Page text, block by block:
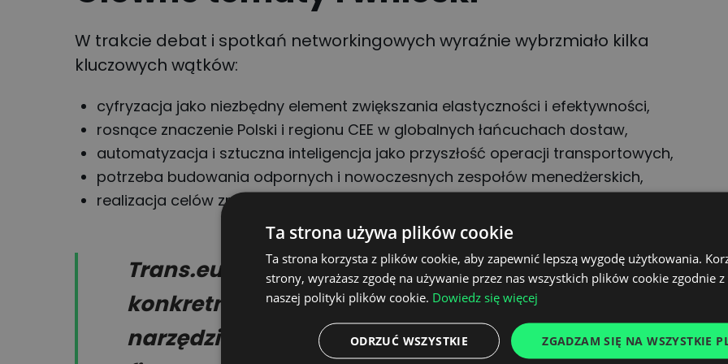
W trakcie debat i spotkań networkingowych wyraźnie wybrzmiało kilka
kluczowych wątków:
cyfryzacja jako niezbędny element zwiększania elastyczności i efektywności,
rosnące znaczenie Polski i regionu CEE w globalnych łańcuchach dostaw,
automatyzacja i sztuczna inteligencja jako przyszłość operacji transportowych,
potrzeba budowania odpornych i nowoczesnych zespołów menedżerskich,
realizacja celów zrównoważonego rozwoju bez kompromisów dla efektywności.
Trans.eu, jako partner forum, podzielił się
konkretnymi przykładami tego, jak cyfrowe
narzędzia – jak np. platforma CargoON – wspierają
Ta strona używa plików cookie
Ta strona korzysta z plików cookie, aby zapewnić lepszą wygodę użytkowania.
strony, wyrażasz zgodę na używanie przez nas wszystkich plików cookie zgodnie
naszej polityki plików cookie. Dowiedz się więcej
ZGADZAM SIĘ NA WSZYSTKIE
ODRZUĆ WSZYSTKIE